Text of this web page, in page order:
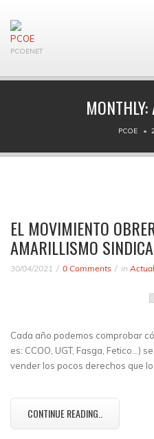
PCOENET
MONTHLY:
PCOE
EL MOVIMIENTO
AMARILLISMO
30/04/2021 0 Comments in
Cada año podemos comprobar
es: CCOO, UGT, Fasga, Fetico…)
vender los pocos derechos que
CONTINUE READING..